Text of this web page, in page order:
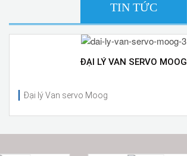
TIN TỨC
ĐẠI LÝ VAN SERVO MOOG
Đại lý Van servo Moog